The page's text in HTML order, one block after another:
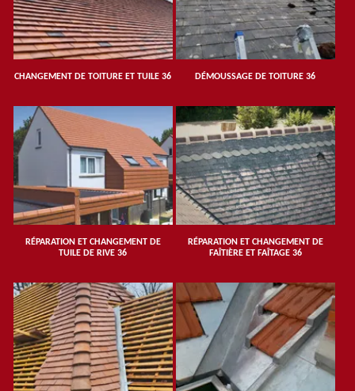
CHANGEMENT DE TOITURE ET TUILE 36 DÉMOUSSAGE DE TOITURE 36
RÉPARATION ET CHANGEMENT DE
TUILE DE RIVE 36
RÉPARATION ET CHANGEMENT DE
FAÎTIÈRE ET FAÎTAGE 36